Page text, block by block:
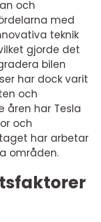
och
med
teknik
gjorde det
bilen
har dock varit
och
åren har Tesla
och
har arbetar
områden.